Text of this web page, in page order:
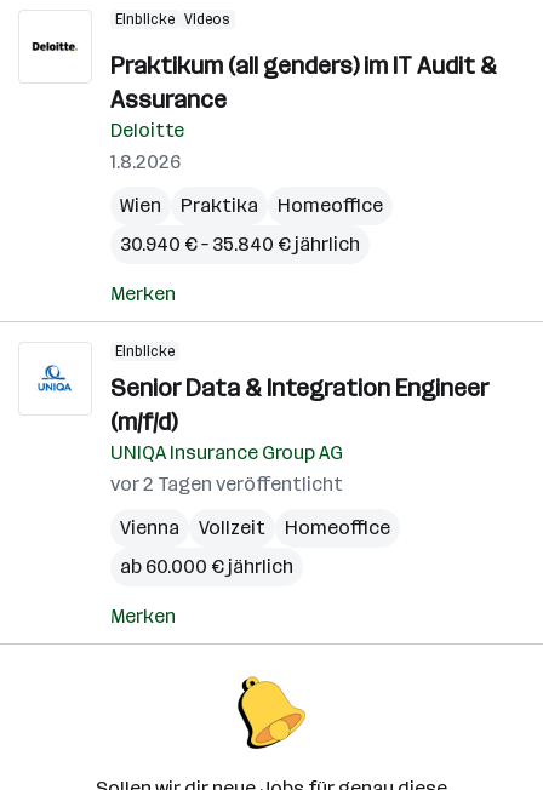
Einblicke Videos
Praktikum (all genders) im IT Audit &
Assurance
Deloitte
1.8.2026
Wien
Praktika
Homeoffice
30.940 € – 35.840 € jährlich
Merken
Einblicke
Senior Data & Integration Engineer
(m/f/d)
UNIQA Insurance Group AG
vor 2 Tagen veröffentlicht
Vienna
Vollzeit
Homeoffice
ab 60.000 € jährlich
Merken